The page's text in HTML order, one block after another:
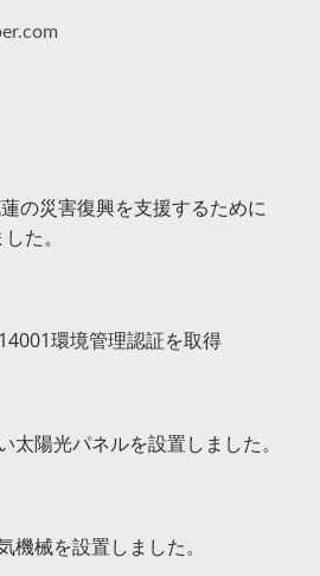
の災害復興を支援するために
た。
環境管理認証を取得
太陽光パネルを設置しました。
機械を設置しました。